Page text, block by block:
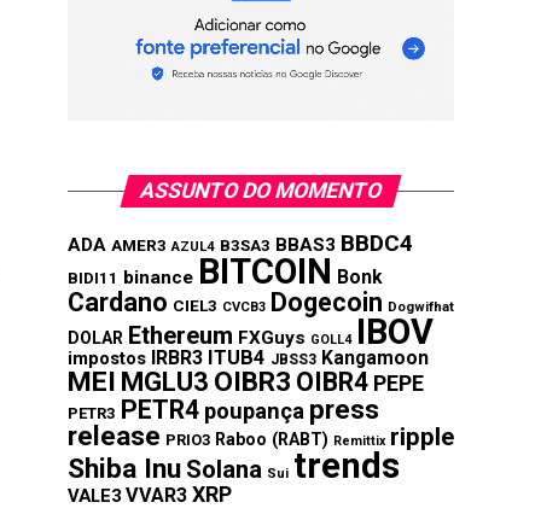
ASSUNTO DO MOMENTO
ADA AMER3 AZUL4 B3SA3 BBAS3 BBDC4
BIDI11 binance BITCOIN Bonk
Cardano CIEL3 CVCB3 Dogecoin Dogwifhat
DOLAR Ethereum FXGuys GOLL4 IBOV
impostos IRBR3 ITUB4 JBSS3 Kangamoon
MEI MGLU3 OIBR3 OIBR4 PEPE
PETR3 PETR4 poupança press
release PRIO3 Raboo (RABT) Remittix ripple
Shiba Inu Solana Sui trends
VALE3 VVAR3 XRP